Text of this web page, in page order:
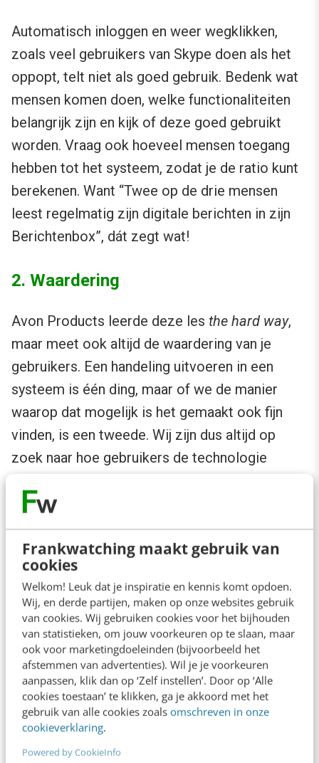
Frankwatching maakt gebruik van
cookies
Welkom! Leuk dat je inspiratie en kennis komt opdoen.
Wij, en derde partijen, maken op onze websites gebruik
van cookies. Wij gebruiken cookies voor het bijhouden
van statistieken, om jouw voorkeuren op te slaan, maar
ook voor marketingdoeleinden (bijvoorbeeld het
afstemmen van advertenties). Wil je je voorkeuren
aanpassen, klik dan op ‘Zelf instellen’. Door op ‘Alle
cookies toestaan’ te klikken, ga je akkoord met het
gebruik van alle cookies zoals omschreven in onze
cookieverklaring.
Powered by CookieInfo
Automatisch inloggen en weer wegklikken,
zoals veel gebruikers van Skype doen als het
oppopt, telt niet als goed gebruik. Bedenk wat
mensen komen doen, welke functionaliteiten
belangrijk zijn en kijk of deze goed gebruikt
worden. Vraag ook hoeveel mensen toegang
hebben tot het systeem, zodat je de ratio kunt
berekenen. Want “Twee op de drie mensen
leest regelmatig zijn digitale berichten in zijn
Berichtenbox”, dát zegt wat!
2. Waardering
Avon Products leerde deze les the hard way,
maar meet ook altijd de waardering van je
gebruikers. Een handeling uitvoeren in een
systeem is één ding, maar of we de manier
waarop dat mogelijk is het gemaakt ook fijn
vinden, is een tweede. Wij zijn dus altijd op
zoek naar hoe gebruikers de technologie
het aanbevelen aan collega’s of vrienden? De
NPS(Net Promoter Score) is het bewezen
middel om meningen objectief te
kwantificeren.